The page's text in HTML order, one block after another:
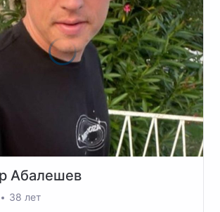
Абалешев
38 лет